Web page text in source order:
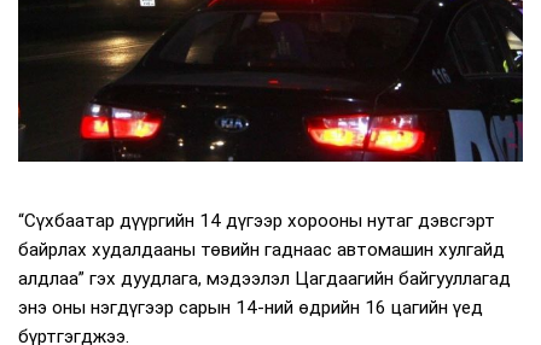
“Сүхбаатар дүүргийн 14 дүгээр хорооны нутаг дэвсгэрт
байрлах худалдааны төвийн гаднаас автомашин хулгайд
алдлаа” гэх дуудлага, мэдээлэл Цагдаагийн байгууллагад
энэ оны нэгдүгээр сарын 14-ний өдрийн 16 цагийн үед
бүртгэгджээ.